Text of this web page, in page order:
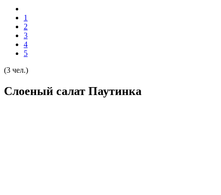
1
2
3
4
5
(3 чел.)
Слоеный салат Паутинка